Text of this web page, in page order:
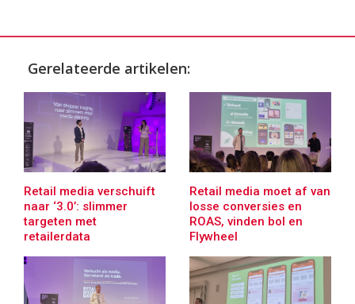
Gerelateerde artikelen:
Retail media verschuift
naar ‘3.0’: slimmer
targeten met
retailerdata
Retail media moet af van
losse conversies en
ROAS, vinden bol en
Flywheel